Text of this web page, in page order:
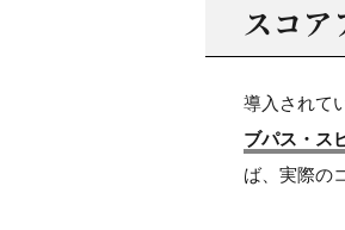
スコア
導入されて
ブパス・ス
ば、実際の